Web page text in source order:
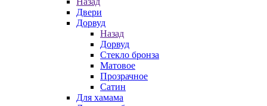
Двери
Дорвуд
Назад
Дорвуд
Стекло бронза
Матовое
Прозрачное
Сатин
Для хамама